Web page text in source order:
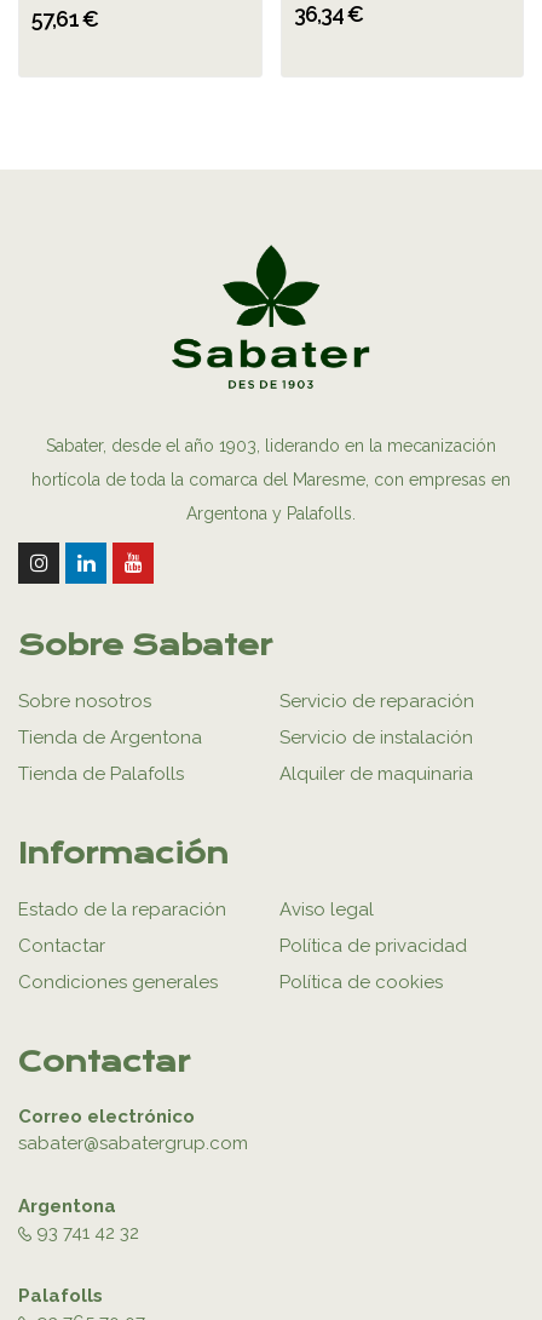
57,61 €
36,34 €
Sabater, desde el año 1903, liderando en la mecanización
hortícola de toda la comarca del Maresme, con empresas en
Argentona y Palafolls.
Sobre Sabater
Sobre nosotros
Tienda de Argentona
Tienda de Palafolls
Servicio de reparación
Servicio de instalación
Alquiler de maquinaria
Información
Estado de la reparación
Contactar
Condiciones generales
Aviso legal
Política de privacidad
Política de cookies
Contactar
Correo electrónico
sabater@sabatergrup.com
Argentona
93 741 42 32
Palafolls